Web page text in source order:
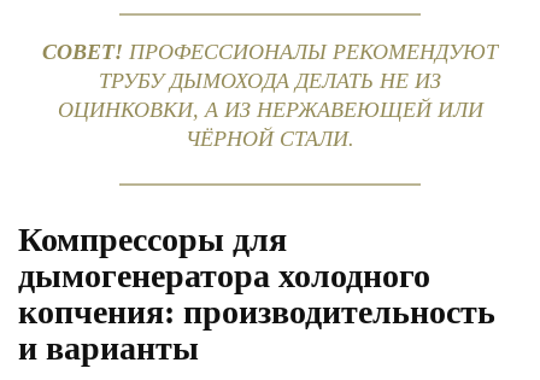
СОВЕТ! ПРОФЕССИОНАЛЫ РЕКОМЕНДУЮТ
ТРУБУ ДЫМОХОДА ДЕЛАТЬ НЕ ИЗ
ОЦИНКОВКИ, А ИЗ НЕРЖАВЕЮЩЕЙ ИЛИ
ЧЁРНОЙ СТАЛИ.
Компрессоры для
дымогенератора холодного
копчения: производительность
и варианты